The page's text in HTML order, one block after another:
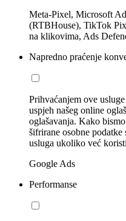
Meta-Pixel, Microsoft
(RTBHouse), TikTok
na klikovima, Ads
Napredno praćenje
Prihvaćanjem ove
uspjeh našeg online
oglašavanja. Kako
šifrirane osobne
usluga ukoliko već
Google Ads
Performanse